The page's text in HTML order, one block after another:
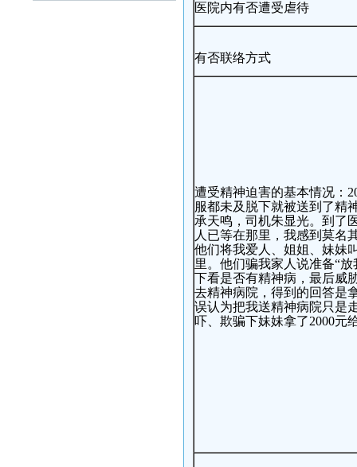
医院内有否遭受虐待
有否联络方式
遭受精神迫害的基本情况：
服都未及脱下就被送到了精
承天鸣，司机朱显光。到了
人已等在那里，我感到莫名
他们将我爱人、姐姐、妹妹
里。他们骗我家人说准备“
下看是否有精神病，最后威
去精神病院，得到的回答是
误认为把我送精神病院只是
吓、欺骗下妹妹拿了2000元